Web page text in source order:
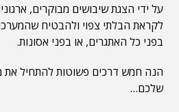
על ידי הצגת שיבושים מבוקרים,
לקראת הבלתי צפוי ולהבטיח
בפני כל האתגרים, או בפני אסונות.
הנה חמש דרכים פשוטות להתחיל
שלכם…